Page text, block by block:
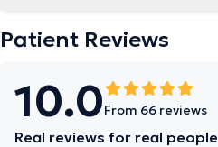
Patient Reviews
10.0From 66 reviews
Real reviews for real people